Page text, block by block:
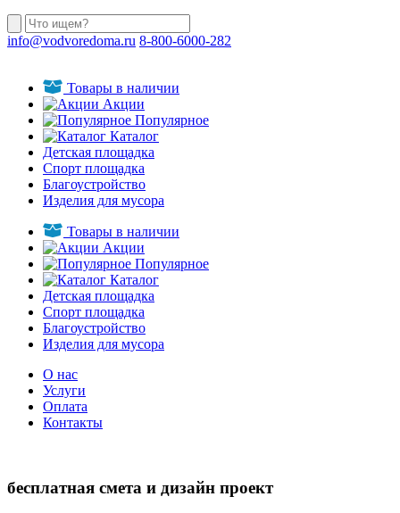
info@vodvoredoma.ru 8-800-6000-282
Товары в наличии
Акции
Популярное
Каталог
Детская площадка
Спорт площадка
Благоустройство
Изделия для мусора
Товары в наличии
Акции
Популярное
Каталог
Детская площадка
Спорт площадка
Благоустройство
Изделия для мусора
О нас
Услуги
Оплата
Контакты
бесплатная смета и дизайн проект